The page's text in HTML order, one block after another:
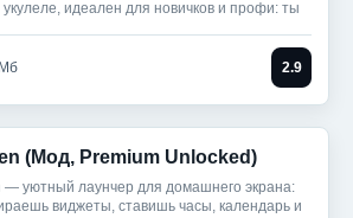
укулеле, идеален для новичков и профи: ты
2.9
(Мод, Premium Unlocked)
— уютный лаунчер для домашнего экрана:
виджеты, ставишь часы, календарь и